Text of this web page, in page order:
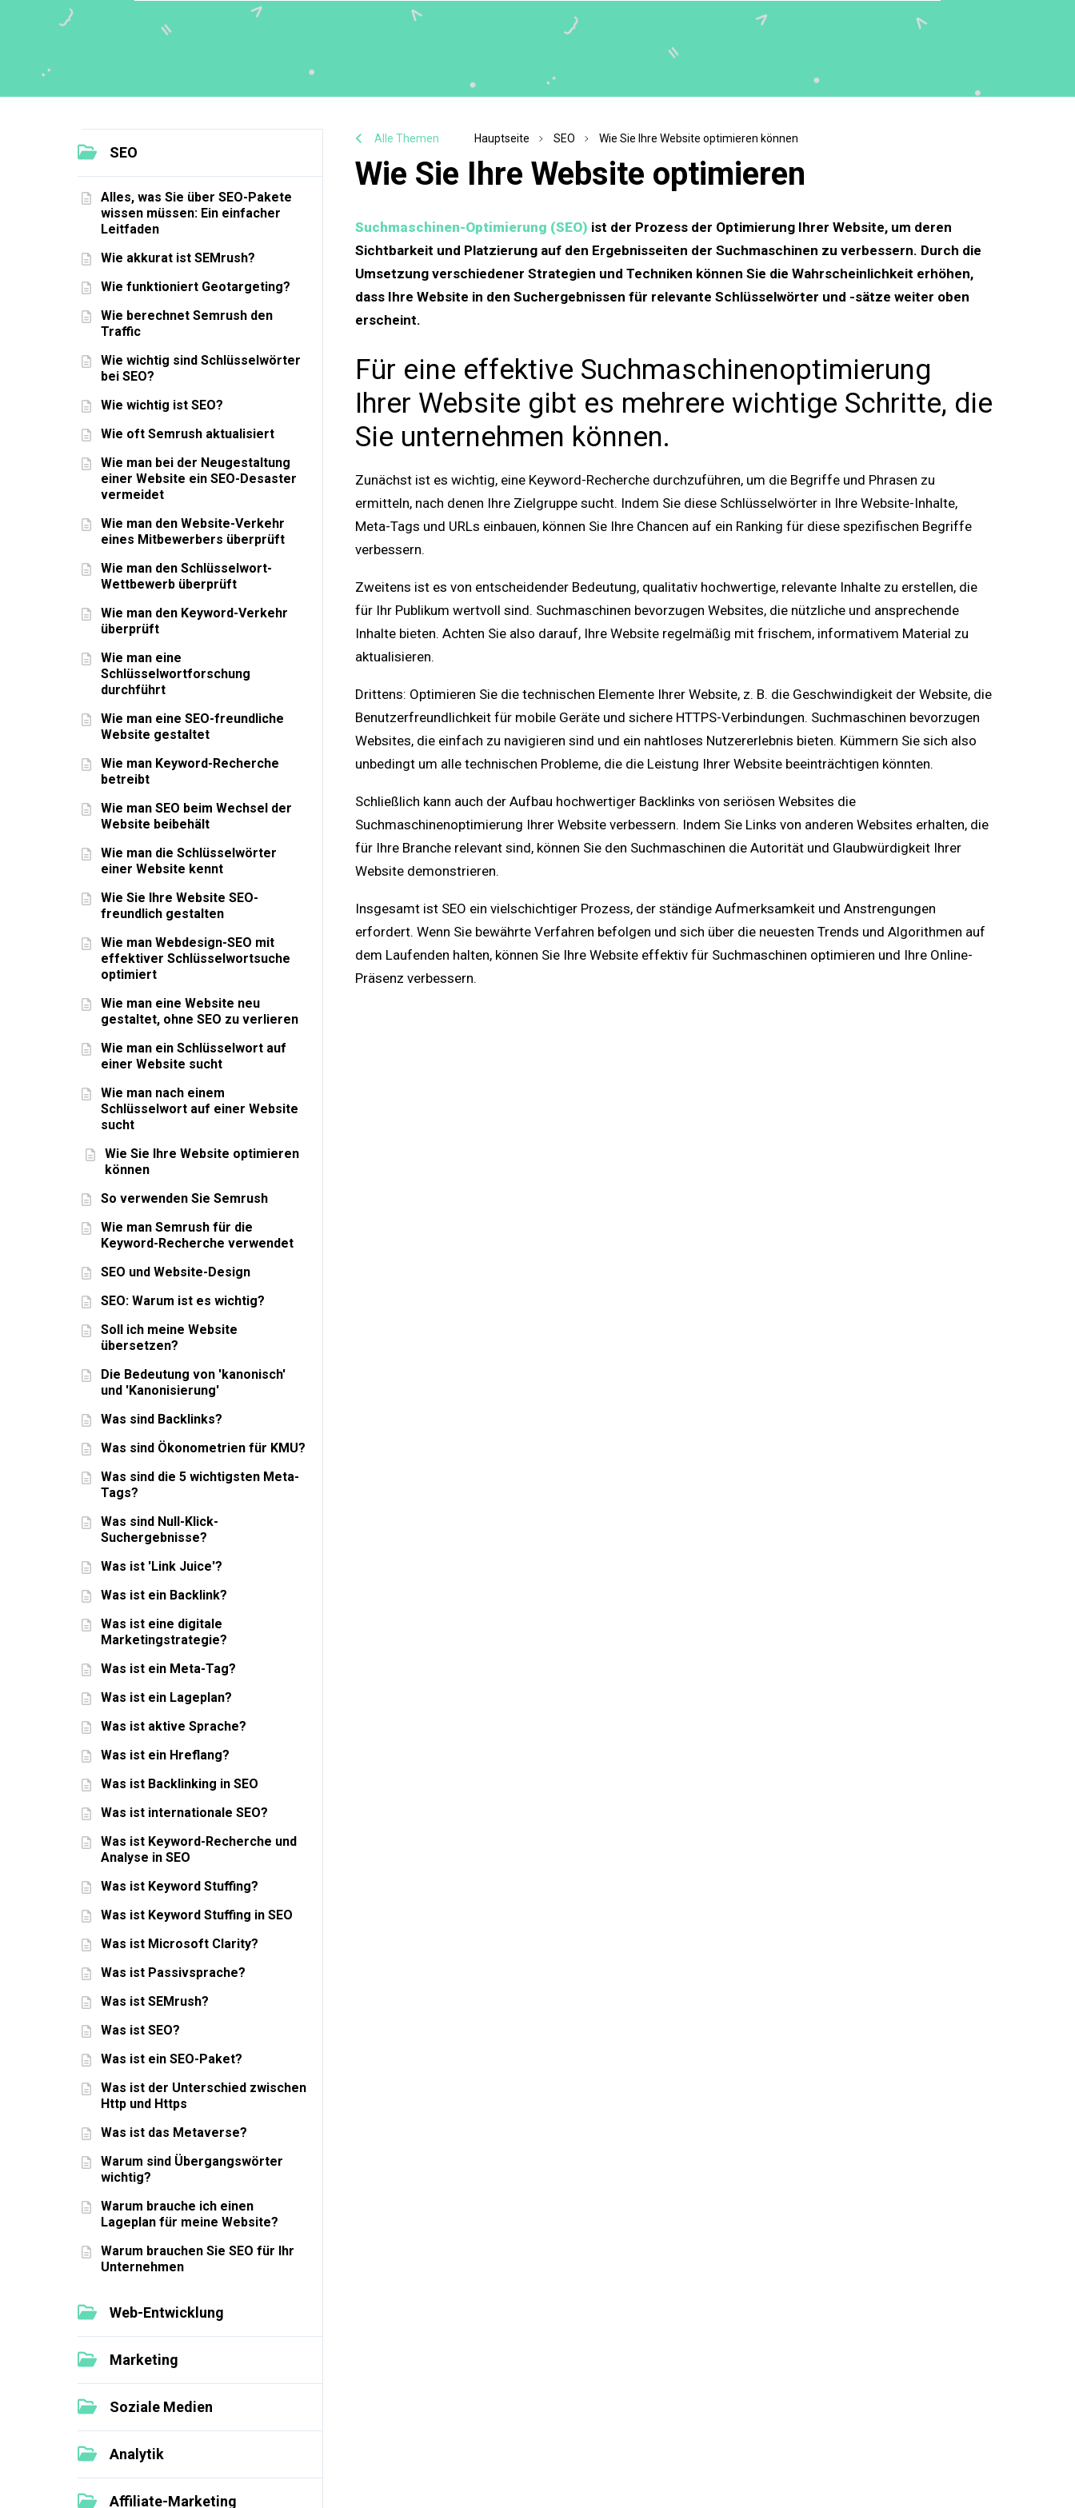
SEO
Alles, was Sie über SEO-Pakete
wissen müssen: Ein einfacher
Leitfaden
Wie akkurat ist SEMrush?
Wie funktioniert Geotargeting?
Wie berechnet Semrush den
Traffic
Wie wichtig sind Schlüsselwörter
bei SEO?
Wie wichtig ist SEO?
Wie oft Semrush aktualisiert
Wie man bei der Neugestaltung
einer Website ein SEO-Desaster
vermeidet
Wie man den Website-Verkehr
eines Mitbewerbers überprüft
Wie man den Schlüsselwort-
Wettbewerb überprüft
Wie man den Keyword-Verkehr
überprüft
Wie man eine
Schlüsselwortforschung
durchführt
Wie man eine SEO-freundliche
Website gestaltet
Wie man Keyword-Recherche
betreibt
Wie man SEO beim Wechsel der
Website beibehält
Wie man die Schlüsselwörter
einer Website kennt
Wie Sie Ihre Website SEO-
freundlich gestalten
Wie man Webdesign-SEO mit
effektiver Schlüsselwortsuche
optimiert
Wie man eine Website neu
gestaltet, ohne SEO zu verlieren
Wie man ein Schlüsselwort auf
einer Website sucht
Wie man nach einem
Schlüsselwort auf einer Website
sucht
Wie Sie Ihre Website optimieren
können
So verwenden Sie Semrush
Wie man Semrush für die
Keyword-Recherche verwendet
SEO und Website-Design
SEO: Warum ist es wichtig?
Soll ich meine Website
übersetzen?
Die Bedeutung von 'kanonisch'
und 'Kanonisierung'
Was sind Backlinks?
Was sind Ökonometrien für KMU?
Was sind die 5 wichtigsten Meta-
Tags?
Was sind Null-Klick-
Suchergebnisse?
Was ist 'Link Juice'?
Was ist ein Backlink?
Was ist eine digitale
Marketingstrategie?
Was ist ein Meta-Tag?
Was ist ein Lageplan?
Was ist aktive Sprache?
Was ist ein Hreflang?
Was ist Backlinking in SEO
Was ist internationale SEO?
Was ist Keyword-Recherche und
Analyse in SEO
Was ist Keyword Stuffing?
Was ist Keyword Stuffing in SEO
Was ist Microsoft Clarity?
Was ist Passivsprache?
Was ist SEMrush?
Was ist SEO?
Was ist ein SEO-Paket?
Was ist der Unterschied zwischen
Http und Https
Was ist das Metaverse?
Warum sind Übergangswörter
wichtig?
Warum brauche ich einen
Lageplan für meine Website?
Warum brauchen Sie SEO für Ihr
Unternehmen
Web-Entwicklung
Marketing
Soziale Medien
Analytik
Affiliate-Marketing
Alle Themen Hauptseite SEO Wie Sie Ihre Website optimieren können
Wie Sie Ihre Website optimieren
Suchmaschinen-Optimierung (SEO) ist der Prozess der Optimierung Ihrer Website, um deren
Sichtbarkeit und Platzierung auf den Ergebnisseiten der Suchmaschinen zu verbessern. Durch die
Umsetzung verschiedener Strategien und Techniken können Sie die Wahrscheinlichkeit erhöhen,
dass Ihre Website in den Suchergebnissen für relevante Schlüsselwörter und -sätze weiter oben
erscheint.
Für eine effektive Suchmaschinenoptimierung
Ihrer Website gibt es mehrere wichtige Schritte, die
Sie unternehmen können.
Zunächst ist es wichtig, eine Keyword-Recherche durchzuführen, um die Begriffe und Phrasen zu
ermitteln, nach denen Ihre Zielgruppe sucht. Indem Sie diese Schlüsselwörter in Ihre Website-Inhalte,
Meta-Tags und URLs einbauen, können Sie Ihre Chancen auf ein Ranking für diese spezifischen Begriffe
verbessern.
Zweitens ist es von entscheidender Bedeutung, qualitativ hochwertige, relevante Inhalte zu erstellen, die
für Ihr Publikum wertvoll sind. Suchmaschinen bevorzugen Websites, die nützliche und ansprechende
Inhalte bieten. Achten Sie also darauf, Ihre Website regelmäßig mit frischem, informativem Material zu
aktualisieren.
Drittens: Optimieren Sie die technischen Elemente Ihrer Website, z. B. die Geschwindigkeit der Website, die
Benutzerfreundlichkeit für mobile Geräte und sichere HTTPS-Verbindungen. Suchmaschinen bevorzugen
Websites, die einfach zu navigieren sind und ein nahtloses Nutzererlebnis bieten. Kümmern Sie sich also
unbedingt um alle technischen Probleme, die die Leistung Ihrer Website beeinträchtigen könnten.
Schließlich kann auch der Aufbau hochwertiger Backlinks von seriösen Websites die
Suchmaschinenoptimierung Ihrer Website verbessern. Indem Sie Links von anderen Websites erhalten, die
für Ihre Branche relevant sind, können Sie den Suchmaschinen die Autorität und Glaubwürdigkeit Ihrer
Website demonstrieren.
Insgesamt ist SEO ein vielschichtiger Prozess, der ständige Aufmerksamkeit und Anstrengungen
erfordert. Wenn Sie bewährte Verfahren befolgen und sich über die neuesten Trends und Algorithmen auf
dem Laufenden halten, können Sie Ihre Website effektiv für Suchmaschinen optimieren und Ihre Online-
Präsenz verbessern.